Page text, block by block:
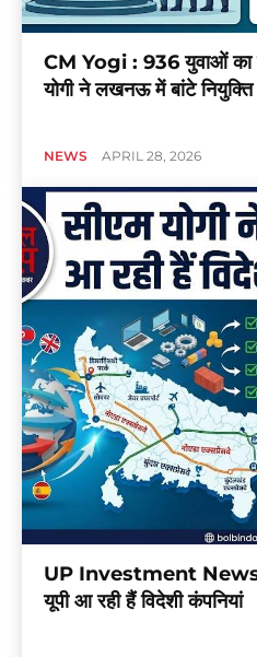
CM Yogi : 936 युवाओं का
योगी ने लखनऊ में बांटे
NEWS APRIL 28, 2026
UP Investment News:
यूपी आ रही हैं विदेशी कंपनियां